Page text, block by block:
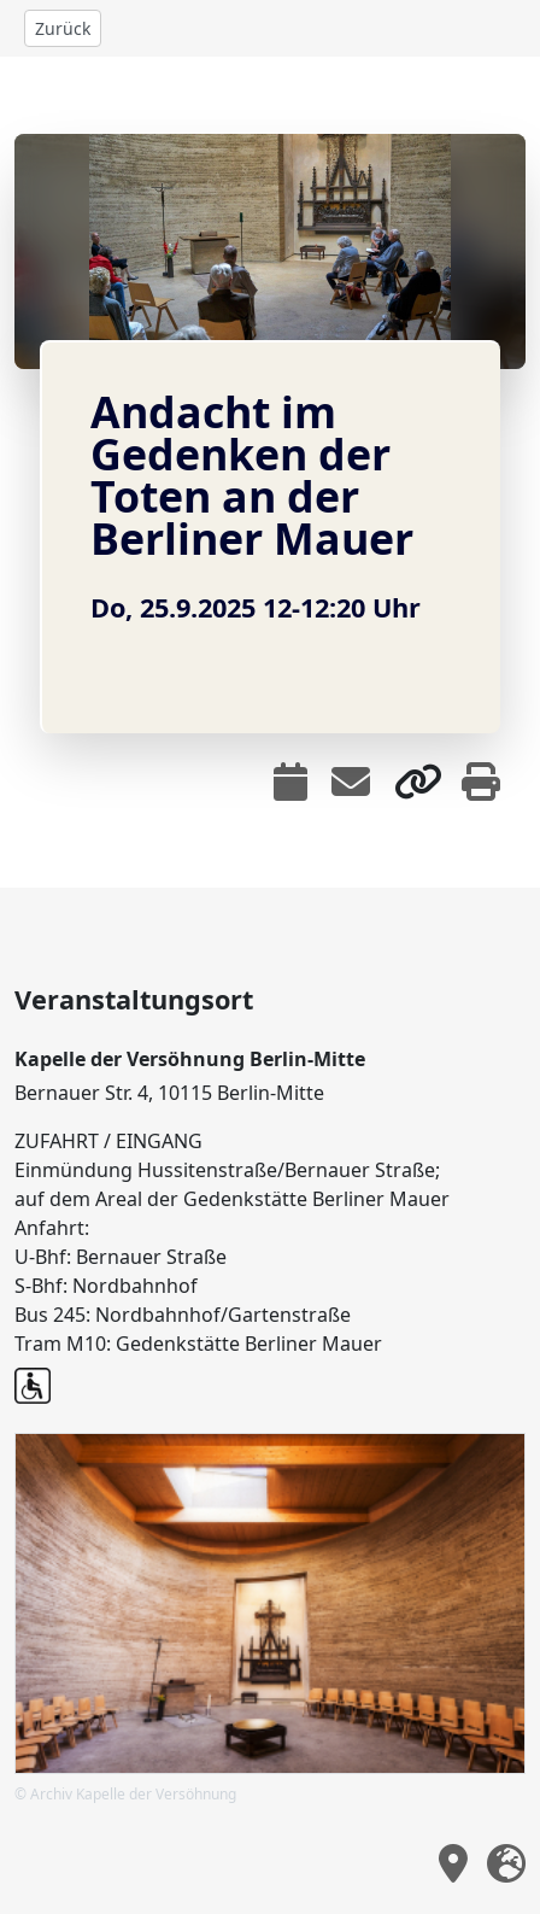
Zurück
Andacht im
Gedenken der
Toten an der
Berliner Mauer
Do, 25.9.2025 12-12:20 Uhr
Veranstaltungsort
Kapelle der Versöhnung Berlin-Mitte
Bernauer Str. 4, 10115 Berlin-Mitte
ZUFAHRT / EINGANG
Einmündung Hussitenstraße/Bernauer Straße;
auf dem Areal der Gedenkstätte Berliner Mauer
Anfahrt:
U-Bhf: Bernauer Straße
S-Bhf: Nordbahnhof
Bus 245: Nordbahnhof/Gartenstraße
Tram M10: Gedenkstätte Berliner Mauer
© Archiv Kapelle der Versöhnung